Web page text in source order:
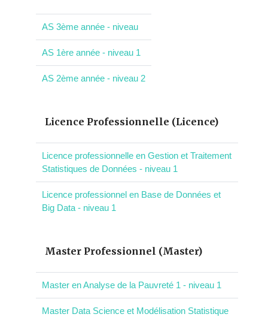
AS 3ème année - niveau
AS 1ère année - niveau 1
AS 2ème année - niveau 2
Licence Professionnelle (Licence)
Licence professionnelle en Gestion et Traitement
Statistiques de Données - niveau 1
Licence professionnel en Base de Données et
Big Data - niveau 1
Master Professionnel (Master)
Master en Analyse de la Pauvreté 1 - niveau 1
Master Data Science et Modélisation Statistique